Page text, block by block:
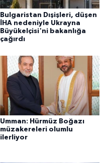
Bulgaristan Dışişleri, düşen
İHA nedeniyle Ukrayna
Büyükelçisi'ni bakanlığa
çağırdı
Umman: Hürmüz Boğazı
müzakereleri olumlu
ilerliyor